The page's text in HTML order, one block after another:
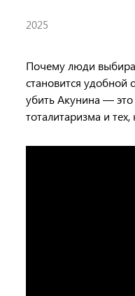
2025
Почему люди
становится удобной
убить Акунина — это
тоталитаризма и